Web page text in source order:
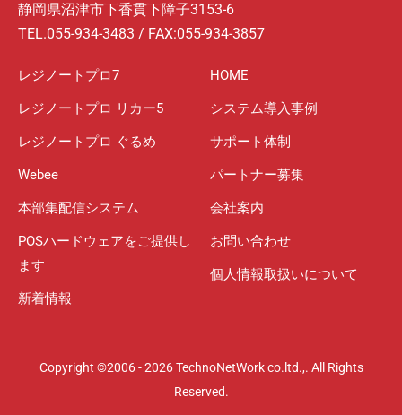
静岡県沼津市下香貫下障子3153-6
TEL.055-934-3483 / FAX:055-934-3857
レジノートプロ7
レジノートプロ リカー5
レジノートプロ ぐるめ
Webee
本部集配信システム
POSハードウェアをご提供し
ます
新着情報
HOME
システム導入事例
サポート体制
パートナー募集
会社案内
お問い合わせ
個人情報取扱いについて
Copyright ©2006 - 2026TechnoNetWork co.ltd.,. All Rights
Reserved.